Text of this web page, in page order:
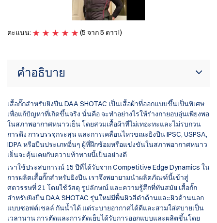
คะแนน: (5 จาก 5 ดาว!)
คำอธิบาย
เสื้อกั๊กสำหรับยิงปืน DAA SHOTAC เป็นเสื้อผ้าที่ออกแบบขึ้นเป็นพิเศษ
เพื่อแก้ปัญหาที่เกิดขึ้นจริง นั่นคือ จะทำอย่างไรให้ร่างกายอบอุ่นเพียงพอ
ในสภาพอากาศหนาวเย็น โดยสวมเสื้อผ้าที่ไม่เทอะทะและไม่รบกวน
การดึง การบรรจุกระสุน และการเคลื่อนไหวขณะยิงปืน IPSC, USPSA,
IDPA หรือปืนประเภทอื่นๆ ผู้ที่ฝึกซ้อมหรือแข่งขันในสภาพอากาศหนาว
เย็นจะคุ้นเคยกับความท้าทายนี้เป็นอย่างดี
เราใช้ประสบการณ์ 15 ปีที่ได้รับจาก Competitive Edge Dynamics ใน
การผลิตเสื้อกั๊กสำหรับยิงปืน เราจึงพยายามนำผลิตภัณฑ์นี้เข้าสู่
ศตวรรษที่ 21 โดยใช้วัสดุ รูปลักษณ์ และความรู้สึกที่ทันสมัย เสื้อกั๊ก
สำหรับยิงปืน DAA SHOTAC รุ่นใหม่มีพื้นผิวสีดำด้านและผิวด้านนอก
แบบซอฟต์เชลล์ กันน้ำได้ แต่ระบายอากาศได้ดีและสวมใส่สบายเป็น
เวลานาน การตัดและการตัดเย็บได้รับการออกแบบและผลิตขึ้นโดย